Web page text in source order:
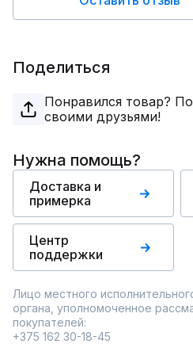
Поделиться
Понравился товар?
своими друзьями!
Нужна помощь?
Доставка и
примерка
Центр
поддержки
Лицо местного
органа, уполномоченное
покупателей:
+375 162 30-18-45